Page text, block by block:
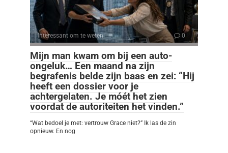
Interessant om te weten 0
Mijn man kwam om bij een auto-
ongeluk… Een maand na zijn
begrafenis belde zijn baas en zei: “Hij
heeft een dossier voor je
achtergelaten. Je móét het zien
voordat de autoriteiten het vinden.”
“Wat bedoel je met: vertrouw Grace niet?” Ik las de zin
opnieuw. En nog